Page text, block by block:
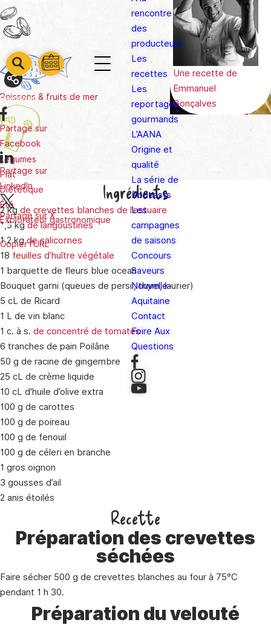
barre
barre
rencontre
des
producteurs
Les
recettes
Les
reportages
gourmands
L’AANA
Origine et
qualité
La série de
Podcasts
Les
campagnes
de saisons
Concours
Saveurs
Nouvelle-
Aquitaine
Contact
Foire Aux
Questions
Poissons & fruits de mer
Légumes
Plat
Diététique
Été
Explorateur gastronomique
Partager
Partage sur
Facebook
Partage sur
LinkedIn
Partage sur X
Copier l'URL
Une recette de
Emmanuel
Gonçalves
Ingrédients
2 kg de crevettes blanches de l’estuaire
1,5 kgde langoustines
1,2 kgde salicornes
18 feuilles d’huître végétale
1 barquette de fleurs blue ocean
Bouquet garni (queues de persil, thym, laurier)
5 cL de Ricard
1 L de vin blanc
1 c. à s. de concentré de tomates
6 tranches de pain Poilâne
50 g de racine de gingembre
25 cL de crème liquide
10 cL d'huile d’olive extra
100 g de carottes
100 g de poireau
100 g de fenouil
100 g de céleri en branche
1 gros oignon
3 gousses d’ail
2 anis étoilés
Recette
Préparation des crevettes
séchées
Faire sécher 500 g de crevettes blanches au four à 75°C
pendant 1 h 30.
Préparation du velouté